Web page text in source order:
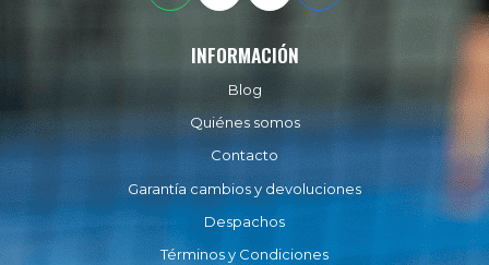
INFORMACIÓN
Blog
Quiénes somos
Contacto
Garantía cambios y devoluciones
Despachos
Términos y Condiciones